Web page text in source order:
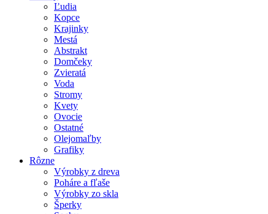
Ľudia
Kopce
Krajinky
Mestá
Abstrakt
Domčeky
Zvieratá
Voda
Stromy
Kvety
Ovocie
Ostatné
Olejomaľby
Grafiky
Rôzne
Výrobky z dreva
Poháre a fľaše
Výrobky zo skla
Šperky